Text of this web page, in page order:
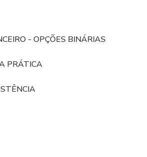
- OPÇÕES BINÁRIAS
PRÁTICA